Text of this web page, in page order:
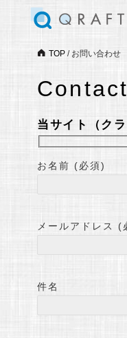
TOP / お問い合わせ
Contact
当サイト（ク
お名前 (必須)
メールアドレス (
件名